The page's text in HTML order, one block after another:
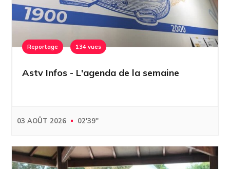
Reportage 134 vues
Astv Infos - L'agenda de la semaine
03 AOÛT 2026 02'39''